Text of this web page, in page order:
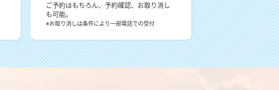
ご予約はもちろん、予約確認、お取り消し
も可能。
※お取り消しは条件により一部電話での受付